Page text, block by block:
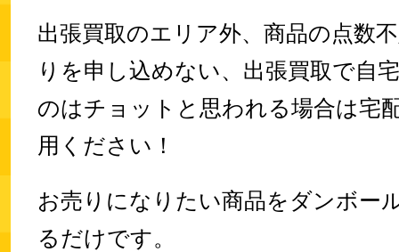
出張買取のエリア外、商品の点数
りを申し込めない、出張買取で自
のはチョットと思われる場合は宅
用ください！
お売りになりたい商品をダンボー
るだけです。